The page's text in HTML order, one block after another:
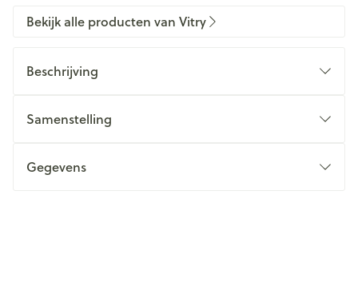
Bekijk alle producten van Vitry
Beschrijving
Samenstelling
Gegevens